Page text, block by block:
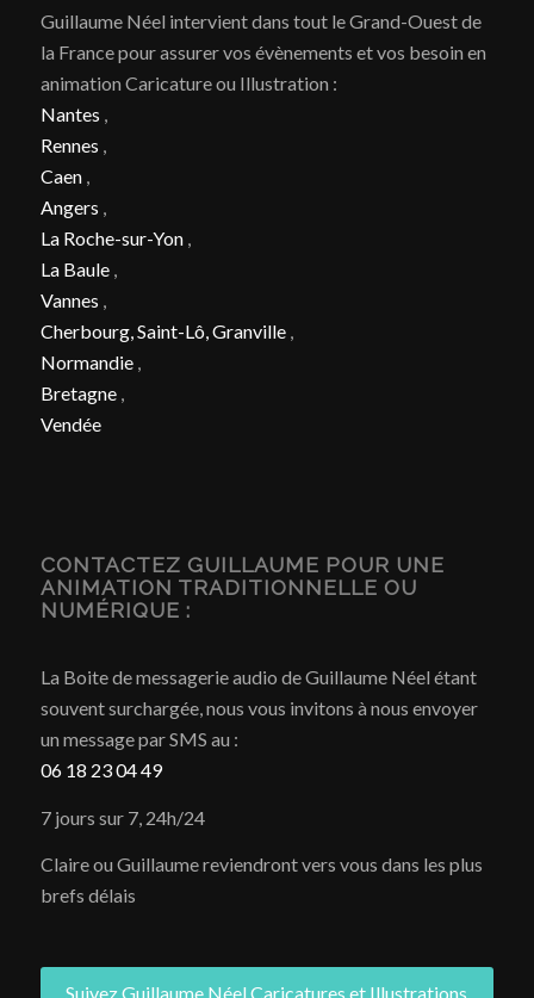
Guillaume Néel intervient dans tout le Grand-Ouest de
la France pour assurer vos évènements et vos besoin en
animation Caricature ou Illustration :
Nantes ,
Rennes ,
Caen,
Angers ,
La Roche-sur-Yon,
La Baule,
Vannes ,
Cherbourg, Saint-Lô, Granville,
Normandie,
Bretagne,
Vendée
CONTACTEZ GUILLAUME POUR UNE
ANIMATION TRADITIONNELLE OU
NUMÉRIQUE :
La Boite de messagerie audio de Guillaume Néel étant
souvent surchargée, nous vous invitons à nous envoyer
un message par SMS au :
06 18 23 04 49
7 jours sur 7, 24h/24
Claire ou Guillaume reviendront vers vous dans les plus
brefs délais
Suivez Guillaume Néel Caricatures et Illustrations